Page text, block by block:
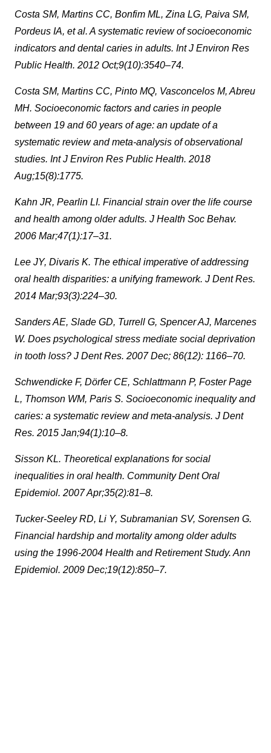
Costa SM, Martins CC, Bonfim ML, Zina LG, Paiva SM,
Pordeus IA, et al. A systematic review of socioeconomic
indicators and dental caries in adults. Int J Environ Res
Public Health. 2012 Oct;9(10):3540–74.
Costa SM, Martins CC, Pinto MQ, Vasconcelos M, Abreu
MH. Socioeconomic factors and caries in people
between 19 and 60 years of age: an update of a
systematic review and meta-analysis of observational
studies. Int J Environ Res Public Health. 2018
Aug;15(8):1775.
Kahn JR, Pearlin LI. Financial strain over the life course
and health among older adults. J Health Soc Behav.
2006 Mar;47(1):17–31.
Lee JY, Divaris K. The ethical imperative of addressing
oral health disparities: a unifying framework. J Dent Res.
2014 Mar;93(3):224–30.
Sanders AE, Slade GD, Turrell G, Spencer AJ, Marcenes
W. Does psychological stress mediate social deprivation
in tooth loss? J Dent Res. 2007 Dec; 86(12): 1166–70.
Schwendicke F, Dörfer CE, Schlattmann P, Foster Page
L, Thomson WM, Paris S. Socioeconomic inequality and
caries: a systematic review and meta-analysis. J Dent
Res. 2015 Jan;94(1):10–8.
Sisson KL. Theoretical explanations for social
inequalities in oral health. Community Dent Oral
Epidemiol. 2007 Apr;35(2):81–8.
Tucker-Seeley RD, Li Y, Subramanian SV, Sorensen G.
Financial hardship and mortality among older adults
using the 1996-2004 Health and Retirement Study. Ann
Epidemiol. 2009 Dec;19(12):850–7.